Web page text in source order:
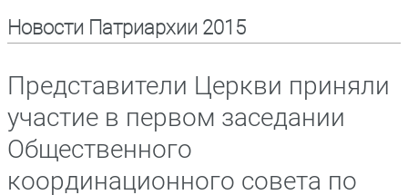
Новости Патриархии 2015
Представители Церкви приняли
участие в первом заседании
Общественного
координационного совета по